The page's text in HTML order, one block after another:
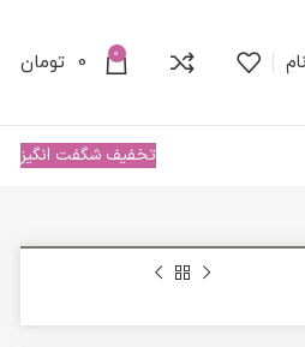
0
0 تومان
تخفیف شگفت انگیز